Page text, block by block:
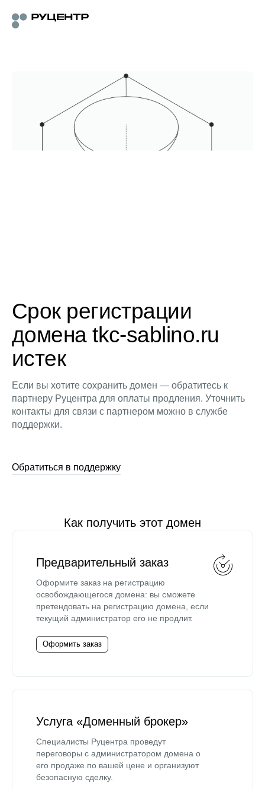
Срок регистрации
домена tkc-sablino.ru
истек
Если вы хотите сохранить домен — обратитесь к
партнеру Руцентра для оплаты продления. Уточнить
контакты для связи с партнером можно в службе
поддержки.
Обратиться в поддержку
Как получить этот домен
Предварительный заказ
Оформите заказ на регистрацию
освобождающегося домена: вы сможете
претендовать на регистрацию домена, если
текущий администратор его не продлит.
Оформить заказ
Услуга «Доменный брокер»
Специалисты Руцентра проведут
переговоры с администратором домена о
его продаже по вашей цене и организуют
безопасную сделку.